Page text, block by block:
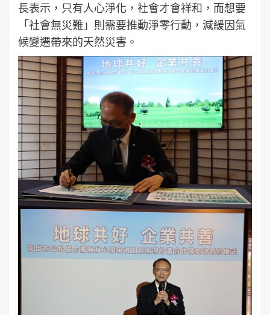
長表示，只有人心淨化，社會才會祥和，而想要
「社會無災難」則需要推動淨零行動，減緩因氣
候變遷帶來的天然災害。